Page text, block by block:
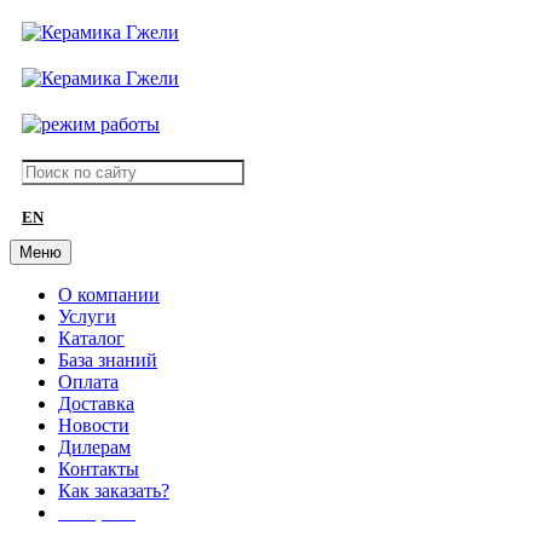
EN
Меню
О компании
Услуги
Каталог
База знаний
Оплата
Доставка
Новости
Дилерам
Контакты
Как заказать?